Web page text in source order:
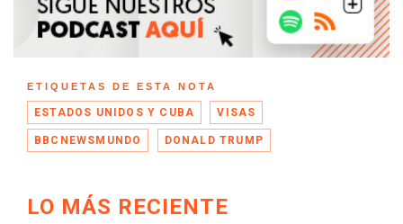
ETIQUETAS DE ESTA NOTA
ESTADOS UNIDOS Y CUBA VISAS
BBCNEWSMUNDO DONALD TRUMP
LO MÁS RECIENTE